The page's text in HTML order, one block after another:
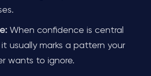
When confidence is central
usually marks a pattern your
wants to ignore.